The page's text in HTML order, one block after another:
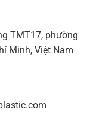
TMT17, phường
Minh, Việt Nam